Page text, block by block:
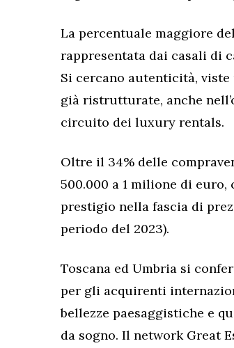
La percentuale maggiore
rappresentata dai casali di
Si cercano autenticità,
già ristrutturate, anche
circuito dei luxury rentals.
Oltre il 34% delle
500.000 a 1 milione di
prestigio nella fascia di
periodo del 2023).
Toscana ed Umbria si
per gli acquirenti
bellezze paesaggistiche e
da sogno. Il network Great